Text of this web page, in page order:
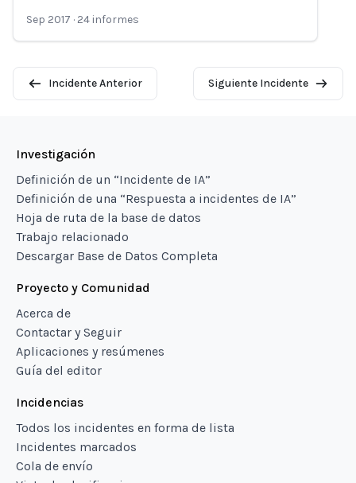
Sep 2017 · 24 informes
Incidente Anterior Siguiente Incidente
Investigación
Definición de un “Incidente de IA”
Definición de una “Respuesta a incidentes de IA”
Hoja de ruta de la base de datos
Trabajo relacionado
Descargar Base de Datos Completa
Proyecto y Comunidad
Acerca de
Contactar y Seguir
Aplicaciones y resúmenes
Guía del editor
Incidencias
Todos los incidentes en forma de lista
Incidentes marcados
Cola de envío